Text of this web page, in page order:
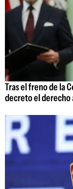
Tras el freno de la
decreto el derecho